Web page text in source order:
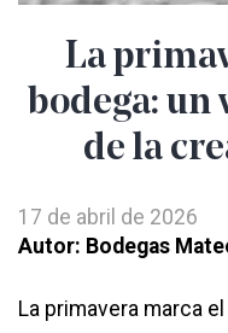
La
bodega: un
de la
17 de abril de 2026
Autor: Bodegas
La primavera marca